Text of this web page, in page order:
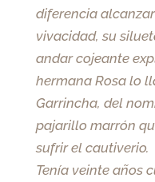
diferencia
vivacidad, su
andar cojeante
hermana Rosa lo
Garrincha, del
pajarillo marrón
sufrir el cautiverio.
Tenía veinte años